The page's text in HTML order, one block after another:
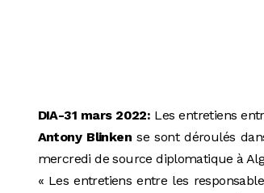
DIA-31 mars 2022: Les entretiens
Antony Blinken se sont déroulés
mercredi de source diplomatique à
« Les entretiens entre les